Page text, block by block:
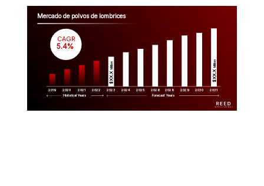
Mercado de polvos de lombrices
2019 2020 2021 2022 2023 2024 2025 2026 2028 2029 2030 2031
$XX.X
Million
$XX.X
Million
CAGR
5.4%
Historical Years Forecast Years